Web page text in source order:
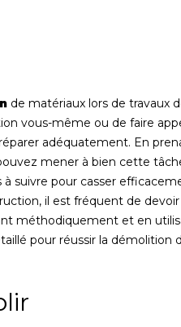
de matériaux lors de travaux
vous-même ou de faire
adéquatement. En
mener à bien cette
suivre pour casser
il est fréquent de devoir
méthodiquement et en
pour réussir la démolition